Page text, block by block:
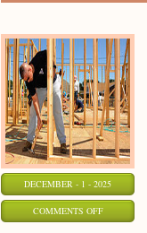
DECEMBER - 1 - 2025
COMMENTS OFFON